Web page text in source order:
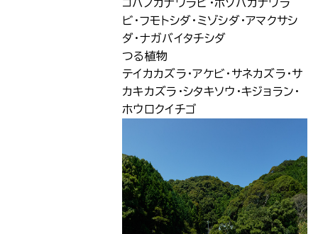
コバノカナワラビ・ホソバカナワラ
ビ・フモトシダ・ミゾシダ・アマクサシ
ダ・ナガバイタチシダ
つる植物
テイカカズラ・アケビ・サネカズラ・サ
カキカズラ・シタキソウ・キジョラン・
ホウロクイチゴ